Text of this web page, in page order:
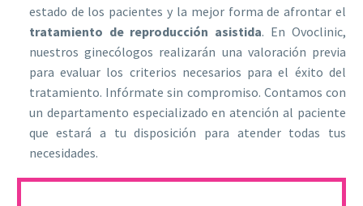
estado de los pacientes y la mejor forma de afrontar el
tratamiento de reproducción asistida. En Ovoclinic,
nuestros ginecólogos realizarán una valoración previa
para evaluar los criterios necesarios para el éxito del
tratamiento. Infórmate sin compromiso. Contamos con
un departamento especializado en atención al paciente
que estará a tu disposición para atender todas tus
necesidades.